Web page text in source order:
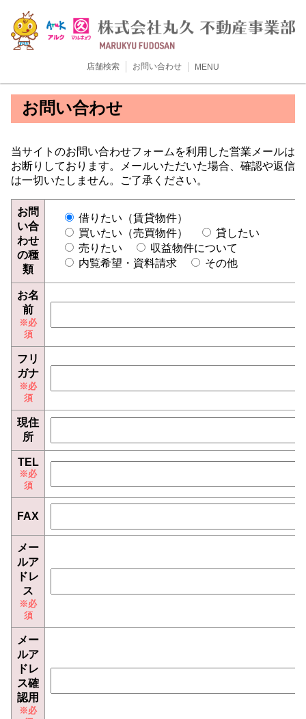
店舗検索 お問い合わせ MENU
お問い合わせ
当サイトのお問い合わせフォームを利用した営業メールは
お断りしております。メールいただいた場合、確認や返信
は一切いたしません。ご了承ください。
お問
い合
わせ
の種
類
借りたい（賃貸物件）
買いたい（売買物件）
貸したい
売りたい
収益物件について
内覧希望・資料請求
その他
お名
前
フリ
ガナ
現住
所
TEL
FAX
メー
ルア
ドレ
ス
メー
ルア
ドレ
ス確
認用